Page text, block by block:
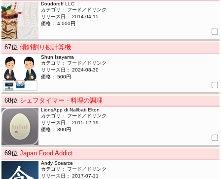
Doudoroff LLC
カテゴリ： フード／ドリンク
リリース日： 2014-04-15
価格： 4,000円
67位傾斜割り勘計算機
Shun Isayama
カテゴリ： フード／ドリンク
リリース日： 2024-08-30
価格： 500円
68位 シェフタイマー - 料理の調理
LionsApp di Nallbati Elton
カテゴリ： フード／ドリンク
リリース日： 2015-12-19
価格： 300円
69位Japan Food Addict
Andy Scearce
カテゴリ： フード／ドリンク
リリース日： 2017-07-11